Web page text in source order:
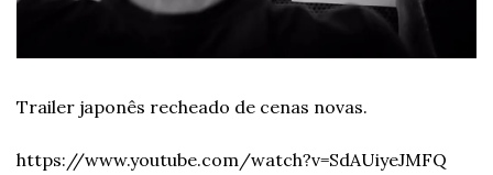
Trailer japonês recheado de cenas novas.
https://www.youtube.com/watch?v=SdAUiyeJMFQ